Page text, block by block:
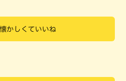
かしくていいね